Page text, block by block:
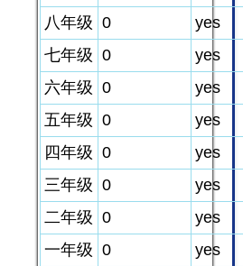
八年级 0
yes
七年级 0
yes
六年级 0
yes
五年级 0
yes
四年级 0
yes
三年级 0
yes
二年级 0
yes
一年级 0
yes